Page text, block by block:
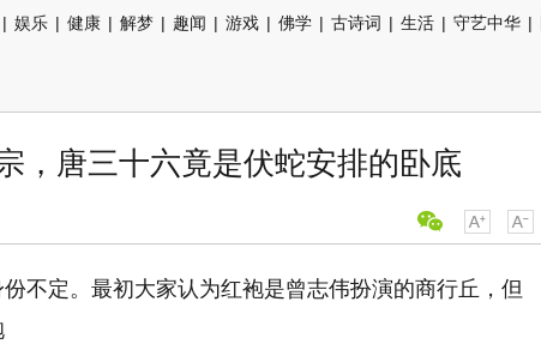
| 娱乐 | 健康 | 解梦 | 趣闻 | 游戏 | 佛学 | 古诗词 | 生活 | 守艺中华 |
，唐三十六竟是伏蛇安排的卧底
不定。最初大家认为红袍是曾志伟扮演的商行丘，但